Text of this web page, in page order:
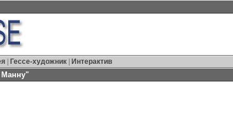
Гессе-художник Интерактив
Манну"